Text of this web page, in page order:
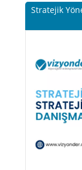
Stratejik